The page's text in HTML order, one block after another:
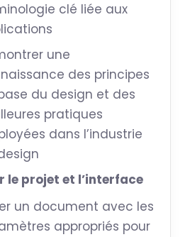
clé liée aux
une
des principes
du design et des
pratiques
dans l’industrie
le projet et l’interface
un document avec les
appropriés pour